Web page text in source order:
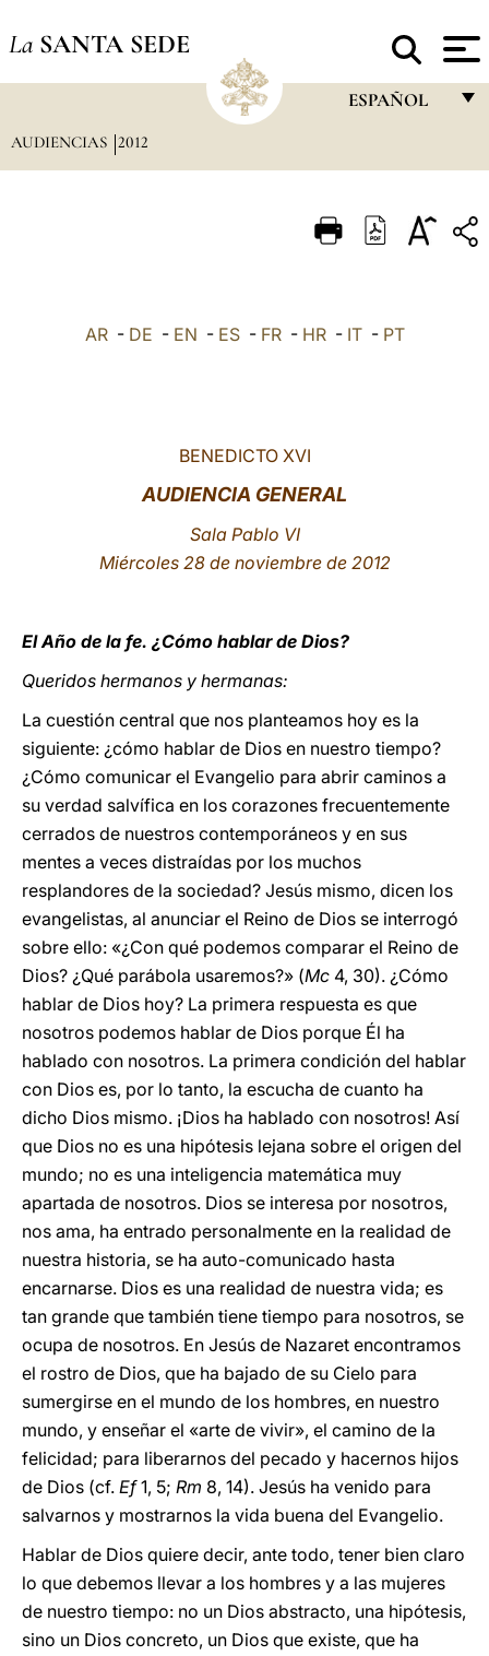
La SANTA SEDE
ESPAÑOL
ITALIANO
AUDIENCIAS 2012
AR- DE - EN - ES- FR- HR- IT- PT
BENEDICTO XVI
AUDIENCIA GENERAL
Sala Pablo VI
Miércoles 28 de noviembre de 2012
El Año de la fe. ¿Cómo hablar de Dios?
Queridos hermanos y hermanas:
La cuestión central que nos planteamos hoy es la
siguiente: ¿cómo hablar de Dios en nuestro tiempo?
¿Cómo comunicar el Evangelio para abrir caminos a
su verdad salvífica en los corazones frecuentemente
cerrados de nuestros contemporáneos y en sus
mentes a veces distraídas por los muchos
resplandores de la sociedad? Jesús mismo, dicen los
evangelistas, al anunciar el Reino de Dios se interrogó
sobre ello: «¿Con qué podemos comparar el Reino de
Dios? ¿Qué parábola usaremos?» (Mc 4, 30). ¿Cómo
hablar de Dios hoy? La primera respuesta es que
nosotros podemos hablar de Dios porque Él ha
hablado con nosotros. La primera condición del hablar
con Dios es, por lo tanto, la escucha de cuanto ha
dicho Dios mismo. ¡Dios ha hablado con nosotros! Así
que Dios no es una hipótesis lejana sobre el origen del
mundo; no es una inteligencia matemática muy
apartada de nosotros. Dios se interesa por nosotros,
nos ama, ha entrado personalmente en la realidad de
nuestra historia, se ha auto-comunicado hasta
encarnarse. Dios es una realidad de nuestra vida; es
tan grande que también tiene tiempo para nosotros, se
ocupa de nosotros. En Jesús de Nazaret encontramos
el rostro de Dios, que ha bajado de su Cielo para
sumergirse en el mundo de los hombres, en nuestro
mundo, y enseñar el «arte de vivir», el camino de la
felicidad; para liberarnos del pecado y hacernos hijos
de Dios (cf. Ef1, 5; Rm 8, 14). Jesús ha venido para
salvarnos y mostrarnos la vida buena del Evangelio.
Hablar de Dios quiere decir, ante todo, tener bien claro
lo que debemos llevar a los hombres y a las mujeres
de nuestro tiempo: no un Dios abstracto, una hipótesis,
sino un Dios concreto, un Dios que existe, que ha